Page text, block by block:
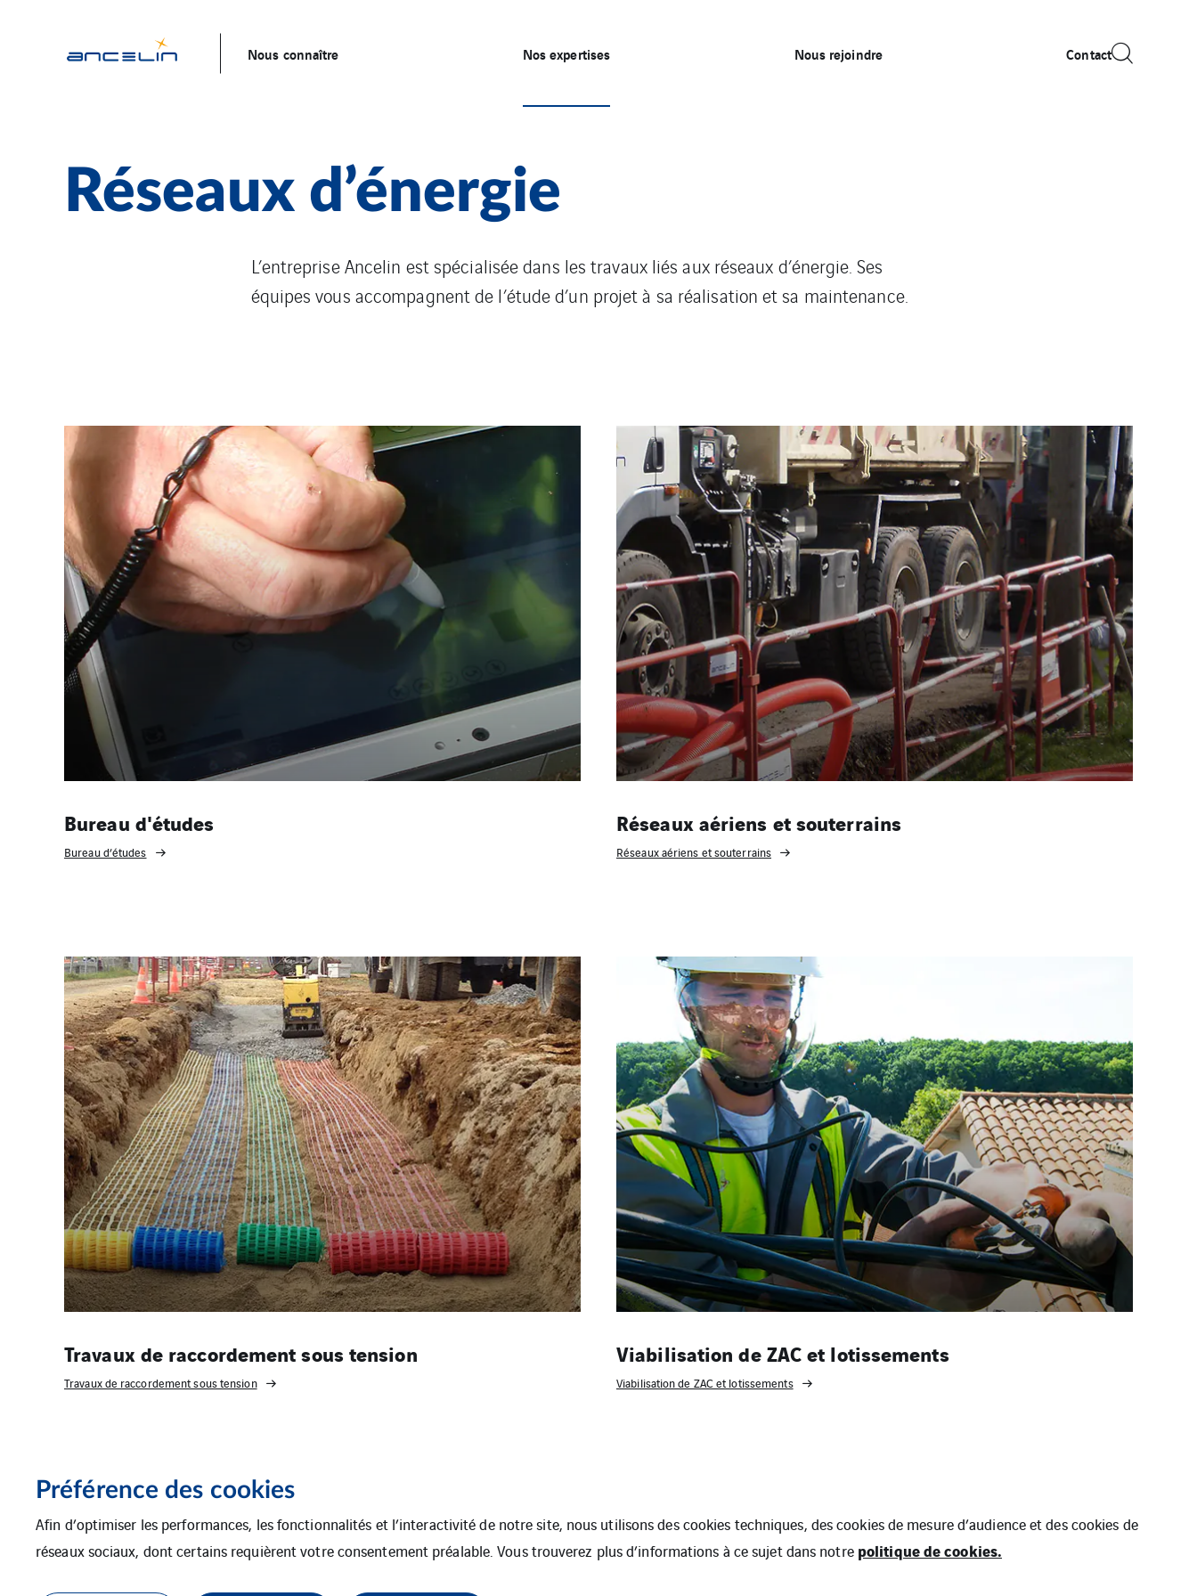
Nous connaître Nos expertises Nous rejoindre Contact
Réseaux d’énergie
L’entreprise Ancelin est spécialisée dans les travaux liés aux réseaux d’énergie. Ses
équipes vous accompagnent de l’étude d’un projet à sa réalisation et sa maintenance.
Bureau d'études
Bureau d’études
Réseaux aériens et souterrains
Réseaux aériens et souterrains
Travaux de raccordement sous tension
Travaux de raccordement sous tension
Viabilisation de ZAC et lotissements
Viabilisation de ZAC et lotissements
Préférence des cookies
Afin d’optimiser les performances, les fonctionnalités et l’interactivité de notre site, nous utilisons des cookies techniques, des cookies de mesure d’audience et des cookies de
réseaux sociaux, dont certains requièrent votre consentement préalable. Vous trouverez plus d’informations à ce sujet dans notre politique de cookies.